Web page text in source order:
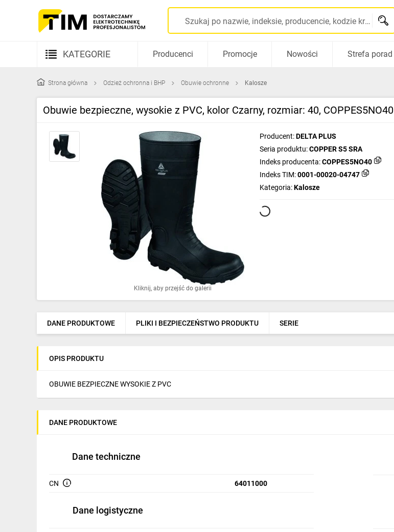
Szukaj po nazwie, indeksie, producencie, kodzie kreskowym...
KATEGORIE
Kable i przewody
Rozdzielnice i obudowy
Elementy prowadzenia kabli
Fotowoltaika
Oprawy oświetleniowe
Ogrzewanie
Elektronarzędzia i mierniki
Napędy elektryczne
Dom i ogród
Odzież ochronna i BHP
Producenci Promocje Nowości Strefa porad
Strona główna Odzież ochronna i BHP Obuwie ochronne Kalosze
Obuwie bezpieczne, wysokie z PVC, kolor Czarny, rozmiar: 40, COPPES5NO40
Kliknij, aby przejść do galerii
Producent:DELTA PLUS
Seria produktu:COPPER S5 SRA
Indeks producenta:COPPES5NO40
Indeks TIM:0001-00020-04747
Kategoria:Kalosze
DANE PRODUKTOWE PLIKI I BEZPIECZEŃSTWO PRODUKTU SERIE
OPIS PRODUKTU
OBUWIE BEZPIECZNE WYSOKIE Z PVC
DANE PRODUKTOWE
Dane techniczne
CN 64011000
Dane logistyczne